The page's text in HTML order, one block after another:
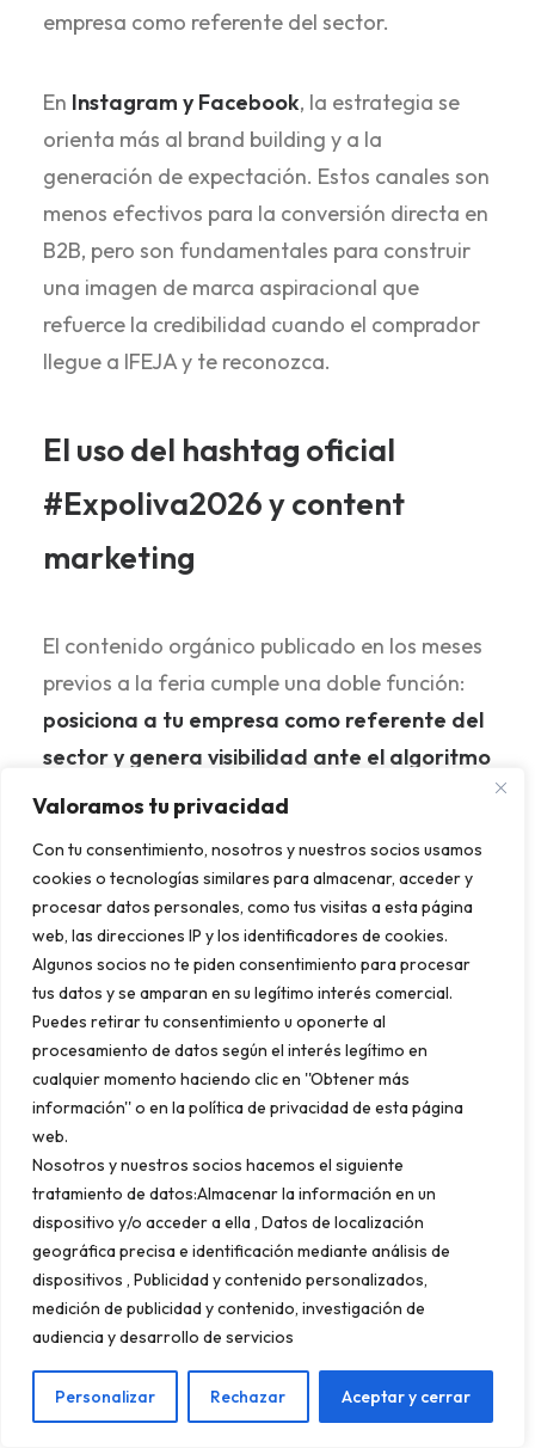
Valoramos tu privacidad
Con tu consentimiento, nosotros y nuestros socios usamos
cookies o tecnologías similares para almacenar, acceder y
procesar datos personales, como tus visitas a esta página
web, las direcciones IP y los identificadores de cookies.
Algunos socios no te piden consentimiento para procesar
tus datos y se amparan en su legítimo interés comercial.
Puedes retirar tu consentimiento u oponerte al
procesamiento de datos según el interés legítimo en
cualquier momento haciendo clic en ''Obtener más
información'' o en la política de privacidad de esta página
web.
Nosotros y nuestros socios hacemos el siguiente
tratamiento de datos:Almacenar la información en un
dispositivo y/o acceder a ella , Datos de localización
geográfica precisa e identificación mediante análisis de
dispositivos , Publicidad y contenido personalizados,
medición de publicidad y contenido, investigación de
audiencia y desarrollo de servicios
Personalizar Rechazar Aceptar y cerrar
empresa como referente del sector.
En Instagram y Facebook, la estrategia se
orienta más al brand building y a la
generación de expectación. Estos canales son
menos efectivos para la conversión directa en
B2B, pero son fundamentales para construir
una imagen de marca aspiracional que
refuerce la credibilidad cuando el comprador
llegue a IFEJA y te reconozca.
El uso del hashtag oficial
#Expoliva2026 y content
marketing
El contenido orgánico publicado en los meses
previos a la feria cumple una doble función:
posiciona a tu empresa como referente del
sector y genera visibilidad ante el algoritmo
que decide a quién mostrar primero en las
Calendario editorial pre-feria.A partir de
julio de 2026, publica al menos dos veces por
semana en LinkedIn y tres veces por semana
en Instagram y X (anteriormente Twitter). El
contenido debe combinar:
Contenido de producto
de alta calidad del AOVE que presentarás en
la feria, con descriptores sensoriales y datos
técnicos (acidez, cosecha, variedad).
Contenido de autoridad: datos del mercado,
tendencias de consumo, certificaciones
Contenido de anticipación
: «Esto es lo que